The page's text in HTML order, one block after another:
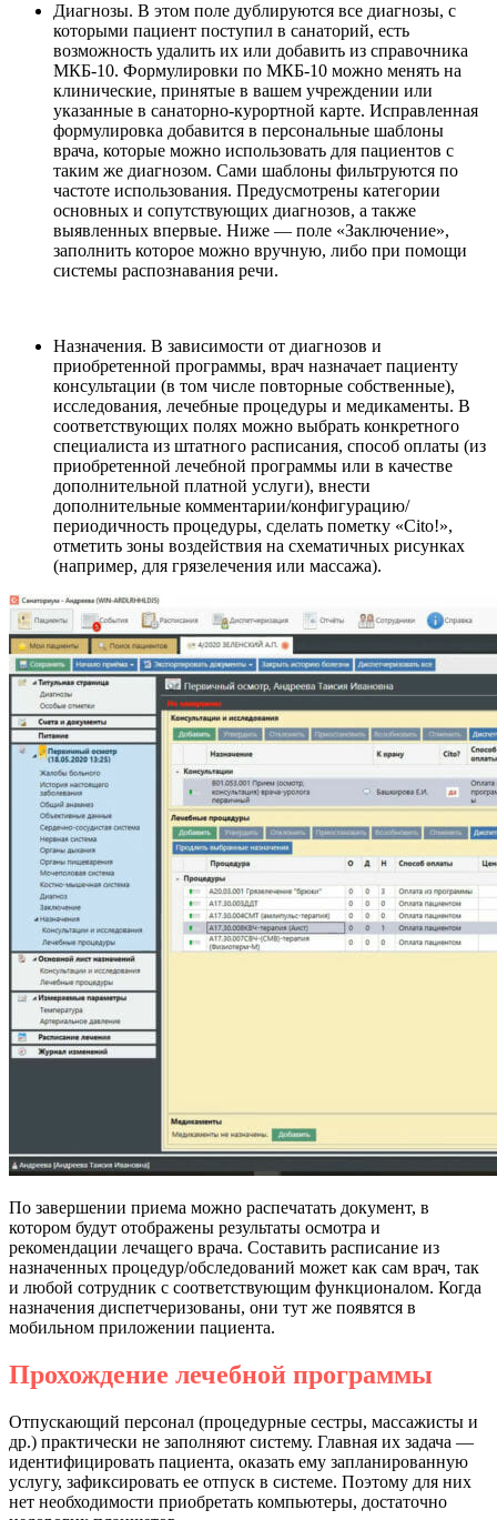
Диагнозы. В этом поле дублируются все диагнозы, с
которыми пациент поступил в санаторий, есть
возможность удалить их или добавить из справочника
МКБ-10. Формулировки по МКБ-10 можно менять на
клинические, принятые в вашем учреждении или
указанные в санаторно-курортной карте. Исправленная
формулировка добавится в персональные шаблоны
врача, которые можно использовать для пациентов с
таким же диагнозом. Сами шаблоны фильтруются по
частоте использования. Предусмотрены категории
основных и сопутствующих диагнозов, а также
выявленных впервые. Ниже — поле «Заключение»,
заполнить которое можно вручную, либо при помощи
системы распознавания речи.
Назначения. В зависимости от диагнозов и
приобретенной программы, врач назначает пациенту
консультации (в том числе повторные собственные),
исследования, лечебные процедуры и медикаменты. В
соответствующих полях можно выбрать конкретного
специалиста из штатного расписания, способ оплаты (из
приобретенной лечебной программы или в качестве
дополнительной платной услуги), внести
дополнительные комментарии/конфигурацию/
периодичность процедуры, сделать пометку «Cito!»,
отметить зоны воздействия на схематичных рисунках
(например, для грязелечения или массажа).
По завершении приема можно распечатать документ, в
котором будут отображены результаты осмотра и
рекомендации лечащего врача. Составить расписание из
назначенных процедур/обследований может как сам врач, так
и любой сотрудник с соответствующим функционалом. Когда
назначения диспетчеризованы, они тут же появятся в
мобильном приложении пациента.
Прохождение лечебной программы
Отпускающий персонал (процедурные сестры, массажисты и
др.) практически не заполняют систему. Главная их задача —
идентифицировать пациента, оказать ему запланированную
услугу, зафиксировать ее отпуск в системе. Поэтому для них
нет необходимости приобретать компьютеры, достаточно